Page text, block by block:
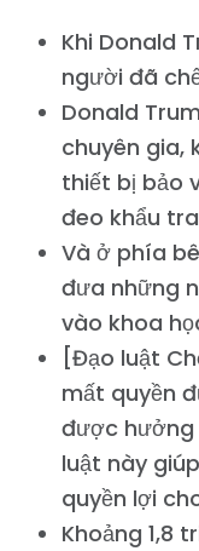
Khi Donald
người đã
Donald
chuyên gia,
thiết bị bảo
đeo khẩu
Và ở phía
đưa những
vào khoa
[Đạo luật
mất quyền
được hưởng
luật này
quyền lợi
Khoảng 1,8